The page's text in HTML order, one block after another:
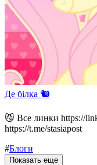
Де білка 🐿️
😼 Все линки https://
https://t.me/stasiapost
#Блоги
Показать еще